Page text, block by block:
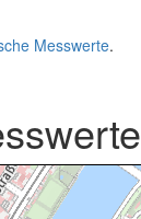
Messwerte.